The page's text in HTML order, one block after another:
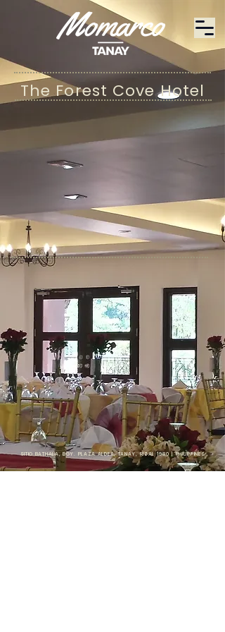
The Forest Cove Hotel
SITIO BATHALA, BGY. PLAZA ALDEA, TANAY, RIZAL 1980 | PHILIPPINES